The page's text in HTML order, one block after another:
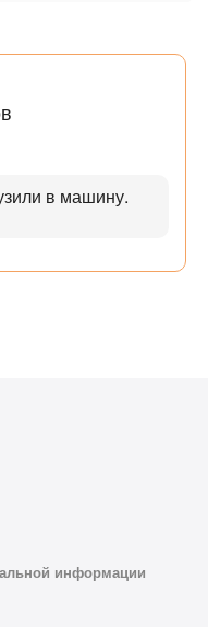
в машину.
информации